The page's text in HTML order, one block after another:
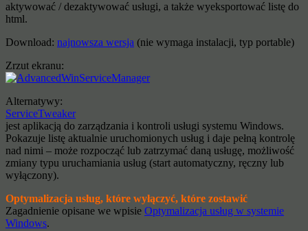
aktywować / dezaktywować usługi, a także wyeksportować listę do
html.
Download: najnowsza wersja (nie wymaga instalacji, typ portable)
Zrzut ekranu:
Alternatywy:
ServiceTweaker
jest aplikacją do zarządzania i kontroli usługi systemu Windows.
Pokazuje listę aktualnie uruchomionych usług i daje pełną kontrolę
nad nimi – może rozpocząć lub zatrzymać daną usługę, możliwość
zmiany typu uruchamiania usług (start automatyczny, ręczny lub
wyłączony).
Optymalizacja usług, które wyłączyć, które zostawić
Zagadnienie opisane we wpisie Optymalizacja usług w systemie
Windows.